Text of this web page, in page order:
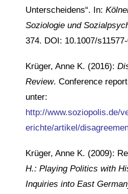
Unterscheidens“. In:
Soziologie und
374. DOI: 10.1007/
Krüger, Anne K. (2016):
Review. Conference
unter:
http://www.soziopolis.de/
erichte/artikel/
Krüger, Anne K. (2009):
H.: Playing Politics with
Inquiries into East